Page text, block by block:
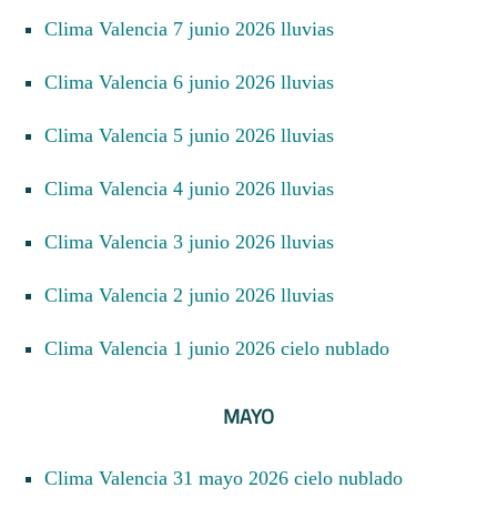
Clima Valencia 7 junio 2026 lluvias
Clima Valencia 6 junio 2026 lluvias
Clima Valencia 5 junio 2026 lluvias
Clima Valencia 4 junio 2026 lluvias
Clima Valencia 3 junio 2026 lluvias
Clima Valencia 2 junio 2026 lluvias
Clima Valencia 1 junio 2026 cielo nublado
MAYO
Clima Valencia 31 mayo 2026 cielo nublado